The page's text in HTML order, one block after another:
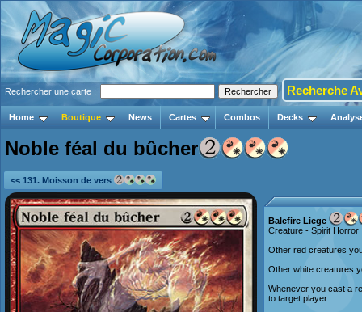
Rechercher une carte : Recherche
Home Boutique News Cartes Combos Decks
Noble féal du bûcher
<< 131. Moisson de vers
Balefire Liege
Creature - Spirit Horror
Other red creatures
Other white creatures
Whenever you cast a
to target player.